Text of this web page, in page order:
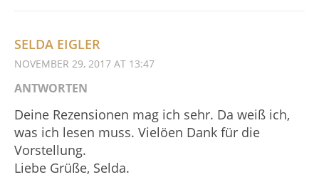
SELDA EIGLER
NOVEMBER 29, 2017 AT 13:47
ANTWORTEN
Deine Rezensionen mag ich sehr. Da weiß ich,
was ich lesen muss. Vielöen Dank für die
Vorstellung.
Liebe Grüße, Selda.